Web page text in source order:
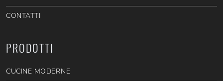
CONTATTI
PRODOTTI
CUCINE MODERNE